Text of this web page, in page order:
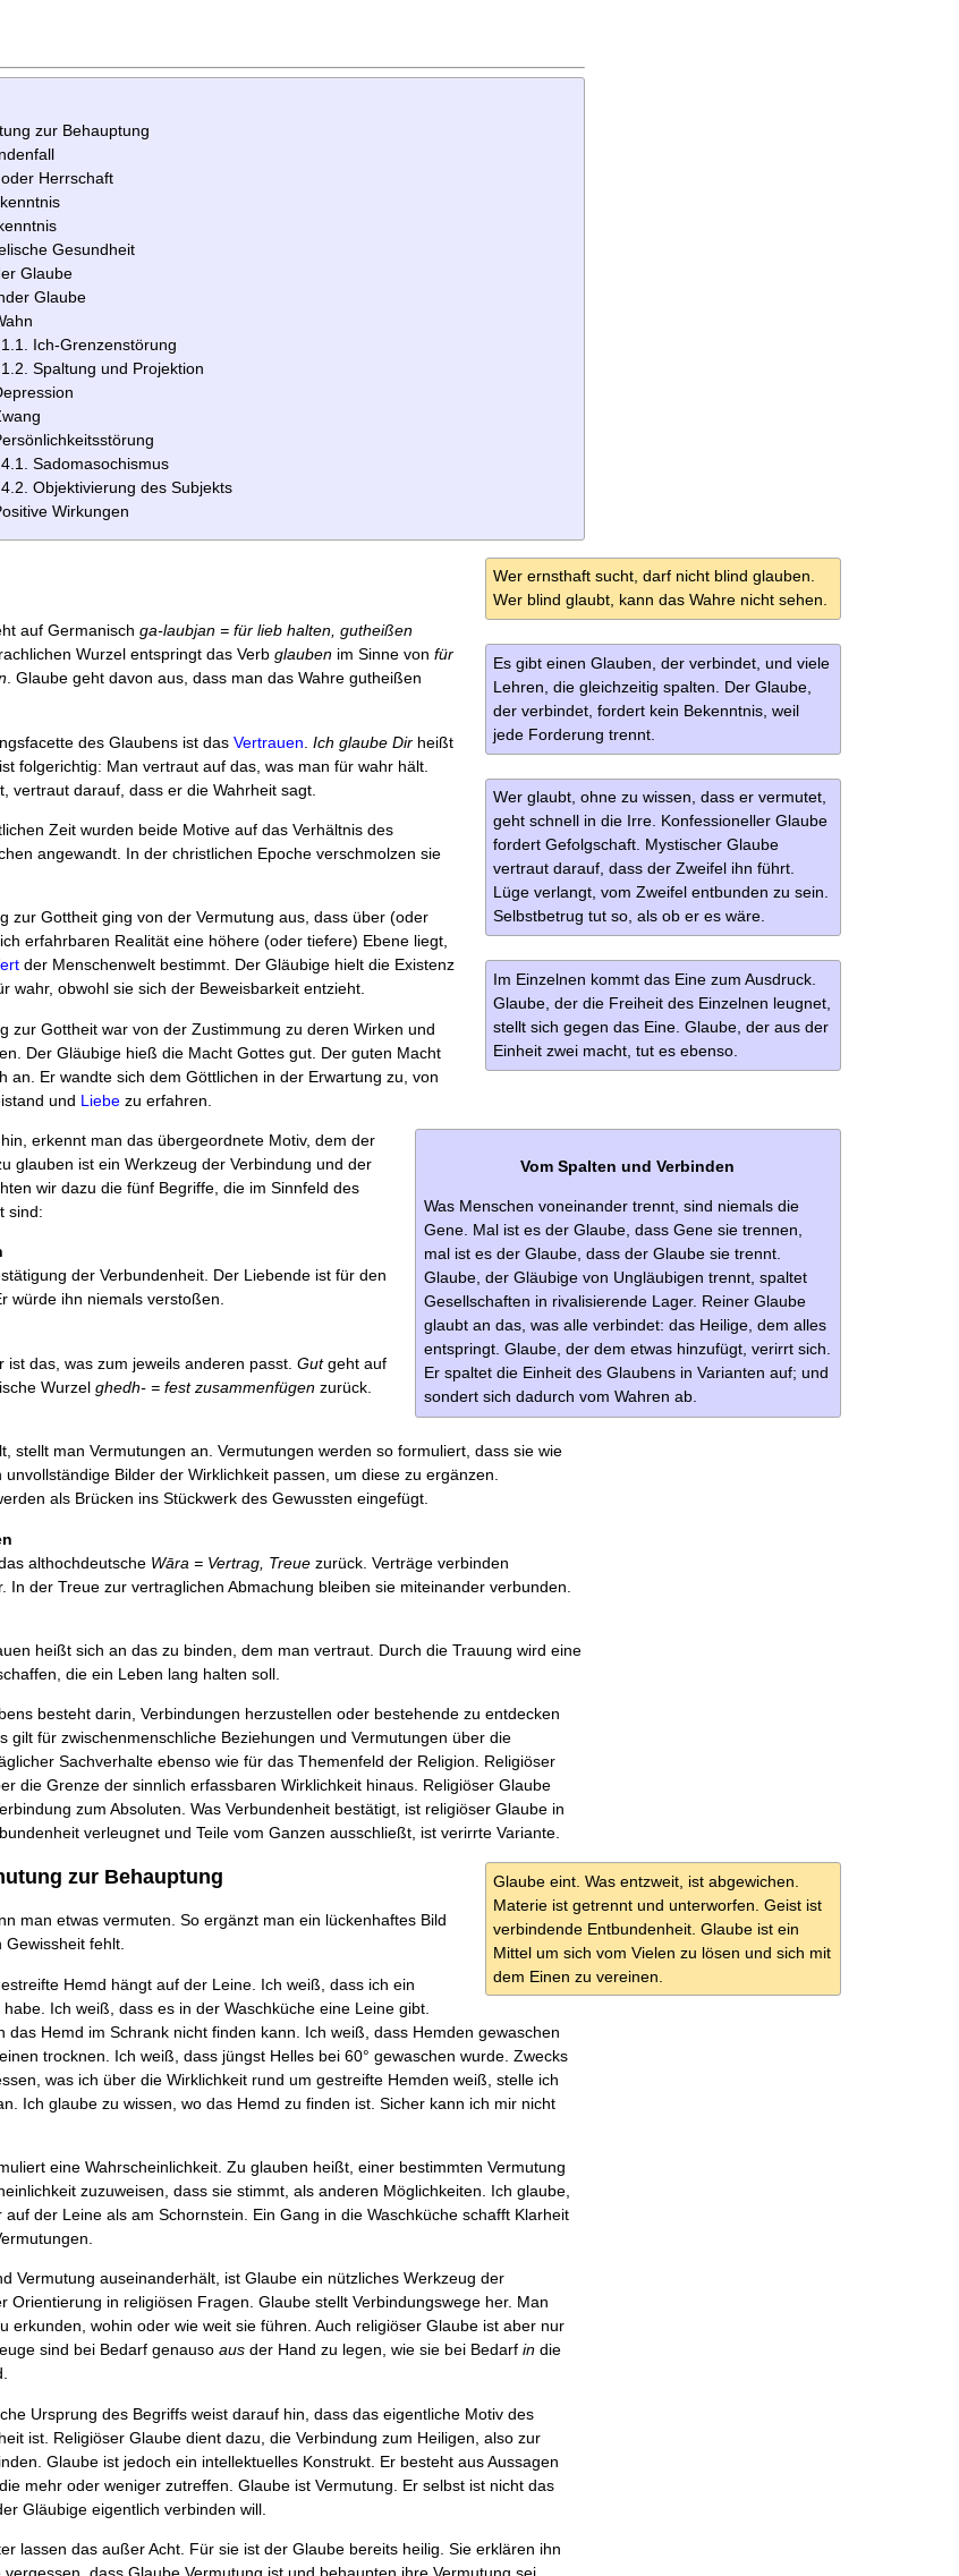
zur Behauptung
Herrschaft
Gesundheit
Glaube
Glaube
Ich-Grenzenstörung
Spaltung und Projektion
Sadomasochismus
Objektivierung des Subjekts
Wirkungen
Wer ernsthaft sucht, darf nicht blind glauben.
Wer blind glaubt, kann das Wahre nicht sehen.
Es gibt einen Glauben, der verbindet, und viele
Lehren, die gleichzeitig spalten. Der Glaube,
der verbindet, fordert kein Bekenntnis, weil
jede Forderung trennt.
Wer glaubt, ohne zu wissen, dass er vermutet,
geht schnell in die Irre. Konfessioneller Glaube
fordert Gefolgschaft. Mystischer Glaube
vertraut darauf, dass der Zweifel ihn führt.
Lüge verlangt, vom Zweifel entbunden zu sein.
Selbstbetrug tut so, als ob er es wäre.
Im Einzelnen kommt das Eine zum Ausdruck.
Glaube, der die Freiheit des Einzelnen leugnet,
stellt sich gegen das Eine. Glaube, der aus der
Einheit zwei macht, tut es ebenso.
auf Germanisch ga-laubjan = für lieb halten, gutheißen
Wurzel ent­springt das Verb glaubenim Sinne von für
. Glaube geht davon aus, dass man das Wahre gutheißen
des Glaubens ist das Ver­trauen Ich glaube Dirheißt
folge­richtig: Man vertraut auf das, was man für wahr hält.
vertraut darauf, dass er die Wahrheit sagt.
Zeit wurden beide Motive auf das Verhältnis des
angewandt. In der christlichen Epoche verschmolzen sie
zur Gottheit ging von der Vermutung aus, dass über (oder
erfahrbaren Realität eine höhere (oder tiefere) Ebene liegt,
der Menschenwelt bestimmt. Der Gläubige hielt die Existenz
wahr, obwohl sie sich der Beweisbarkeit entzieht.
zur Gottheit war von der Zustimmung zu deren Wirken und
Der Gläubige hieß die Macht Gottes gut. Der guten Macht
an. Er wandte sich dem Göttlichen in der Erwartung zu, von
und Liebezu erfahren.
Vom Spalten und Verbinden
Was Menschen voneinander trennt, sind niemals die
Gene. Mal ist es der Glaube, dass Gene sie trennen,
mal ist es der Glaube, dass der Glaube sie trennt.
Glaube, der Gläubige von Ungläubigen trennt, spaltet
Gesellschaften in rivalisierende Lager. Reiner Glaube
glaubt an das, was alle verbindet: das Heilige, dem alles
entspringt. Glaube, der dem etwas hinzufügt, verirrt sich.
Er spaltet die Einheit des Glaubens in Varianten auf; und
sondert sich dadurch vom Wahren ab.
erkennt man das übergeordnete Motiv, dem der
glauben ist ein Werkzeug der Verbindung und der
wir dazu die fünf Begriffe, die im Sinnfeld des
sind:
der Verbundenheit. Der Liebende ist für den
würde ihn niemals verstoßen.
ist das, was zum jeweils anderen passt. Gutgeht auf
Wurzel ghedh- = fest zusammenfügenzurück.
stellt man Vermutungen an. Vermutungen werden so formuliert, dass sie wie
unvollständige Bilder der Wirklichkeit passen, um diese zu ergänzen.
als Brücken ins Stückwerk des Gewussten eingefügt.
althochdeutsche Wāra = Vertrag, Treuezurück. Verträge verbinden
In der Treue zur vertraglichen Abmachung bleiben sie miteinander verbunden.
heißt sich an das zu binden, dem man vertraut. Durch die Trauung wird eine
die ein Leben lang halten soll.
besteht darin, Verbindungen herzustellen oder bestehende zu entdecken
gilt für zwischenmenschliche Beziehungen und Vermutungen über die
Sachverhalte ebenso wie für das Themenfeld der Religion. Religiöser
die Grenze der sinnlich erfassbaren Wirklichkeit hinaus. Religiöser Glaube
zum Absoluten. Was Verbundenheit bestätigt, ist religiöser Glaube in
verleugnet und Teile vom Ganzen ausschließt, ist verirrte Variante.
Glaube eint. Was entzweit, ist abgewichen.
Materie ist getrennt und unterworfen. Geist ist
verbindende Entbundenheit. Glaube ist ein
Mittel um sich vom Vielen zu lösen und sich mit
dem Einen zu vereinen.
zur Behauptung
man etwas vermuten. So ergänzt man ein lückenhaftes Bild
Gewissheit fehlt.
Hemd hängt auf der Leine. Ich weiß, dass ich ein
Ich weiß, dass es in der Waschküche eine Leine gibt.
das Hemd im Schrank nicht finden kann. Ich weiß, dass Hemden gewaschen
trocknen. Ich weiß, dass jüngst Helles bei 60° gewaschen wurde. Zwecks
was ich über die Wirklichkeit rund um gestreifte Hemden weiß, stelle ich
Ich glaube zu wissen, wo das Hemd zu finden ist. Sicher kann ich mir nicht
eine Wahrscheinlichkeit. Zu glauben heißt, einer bestimm­ten Vermutung
zuzuweisen, dass sie stimmt, als ande­ren Möglichkeiten. Ich glaube,
der Leine als am Schornstein. Ein Gang in die Waschküche schafft Klarheit
Vermutung auseinanderhält, ist Glaube ein nützliches Werkzeug der
Orientierung in religiösen Fragen. Glaube stellt Verbindungs­wege her. Man
erkunden, wohin oder wie weit sie führen. Auch religiöser Glaube ist aber nur
sind bei Bedarf genau­so ausder Hand zu legen, wie sie bei Bedarf indie
Ursprung des Begriffs weist darauf hin, dass das eigentliche Motiv des
ist. Religiöser Glaube dient dazu, die Verbindung zum Heiligen, also zur
Glaube ist jedoch ein intellektuelles Konstrukt. Er besteht aus Aussagen
mehr oder weniger zutreffen. Glaube ist Vermutung. Er selbst ist nicht das
Gläubige eigentlich verbinden will.
lassen das außer Acht. Für sie ist der Glaube bereits heilig. Sie erklären ihn